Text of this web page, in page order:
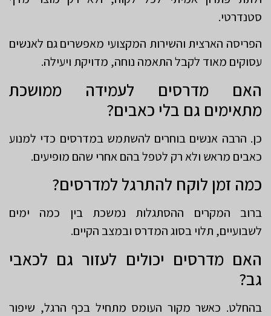
סטנדרטי.
הפריסה הארצית והשירות המקצועי מאפשרים גם לאנשים
עסוקים מאוד לקבל התאמה נוחה, מדויקת ויעילה.
האם מדרסים לעמידה ממושכת
מתאימים גם בלי כאבים?
כן. הרבה אנשים בוחרים להשתמש במדרסים כדי למנוע
כאבים מראש ולא רק לטפל בהם אחרי שהם מופיעים.
כמה זמן לוקח להתרגל למדרסים?
ברוב המקרים ההסתגלות נמשכת בין כמה ימים
לשבועיים, תלוי בסוג המדרס ובמצב הקיים.
האם מדרסים יכולים לעזור גם לכאבי
גב?
בהחלט. כאשר מקור העומס מתחיל בכף הרגל, שיפור